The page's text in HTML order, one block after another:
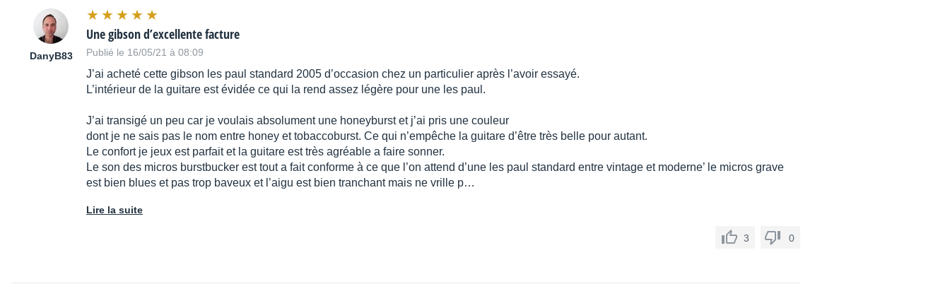
DanyB83
Une gibson d’excellente facture
Publié le 16/05/21 à 08:09
J’ai acheté cette gibson les paul standard 2005 d’occasion chez un particulier après l’avoir essayé.
L’intérieur de la guitare est évidée ce qui la rend assez légère pour une les paul.
J’ai transigé un peu car je voulais absolument une honeyburst et j’ai pris une couleur
dont je ne sais pas le nom entre honey et tobaccoburst. Ce qui n’empêche la guitare d’être très belle pour autant.
Le confort je jeux est parfait et la guitare est très agréable a faire sonner.
Le son des micros burstbucker est tout a fait conforme à ce que l’on attend d’une les paul standard entre vintage et moderne’ le micros grave
est bien blues et pas trop baveux et l’aigu est bien tranchant mais ne vrille p…
Lire la suite
3 0